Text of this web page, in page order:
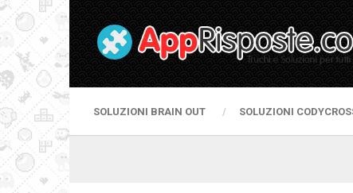
SOLUZIONI BRAIN OUT SOLUZIONI